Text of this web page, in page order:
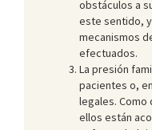
obstáculos a
este sentido,
mecanismos
efectuados.
La presión
pacientes o,
legales. Como
ellos están